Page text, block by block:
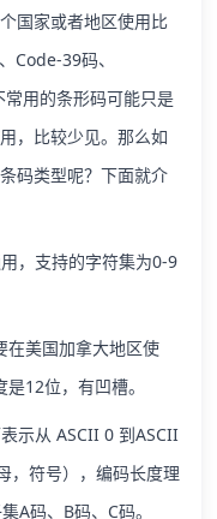
国家或者地区使用比
Code-39码、
用的条形码可能只是
，比较少见。那么如
码类型呢？下面就介
，支持的字符集为0-9
在美国加拿大地区使
12位，有凹槽。
示从 ASCII 0 到ASCII
，符号），编码长度理
A码、B码、C码。